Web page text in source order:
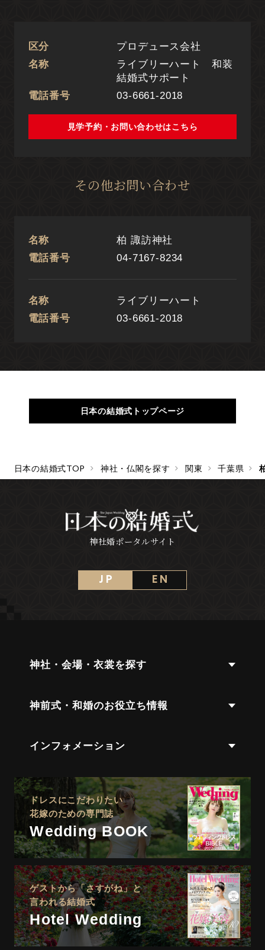
日本の結婚式TOP 神社・仏閣を探す 関東 千葉県
区分
プロデュース会社
名称
ライブリーハート 和装
結婚式サポート
電話番号
03-6661-2018
見学予約・お問い合わせ
見学予約・お問い合わせはこちら
その他お問い合わせ
名称
柏 諏訪神社
電話番号
04-7167-8234
名称
ライブリーハート
電話番号
03-6661-2018
日本の結婚式トップページ
神社婚ポータルサイト
J P E N
神社・会場・衣裳を探す
神前式・和婚のお役立ち情報
インフォメーション
ドレスにこだわりたい
花嫁のための専門誌
Wedding BOOK
ゲストから「さすがね」と
言われる結婚式
Hotel Wedding